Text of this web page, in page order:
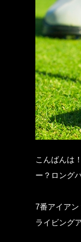
こんばんは
ー？ロング
7番アイア
ライビング